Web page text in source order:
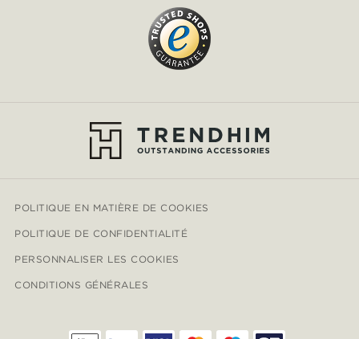
POLITIQUE EN MATIÈRE DE COOKIES
POLITIQUE DE CONFIDENTIALITÉ
PERSONNALISER LES COOKIES
CONDITIONS GÉNÉRALES